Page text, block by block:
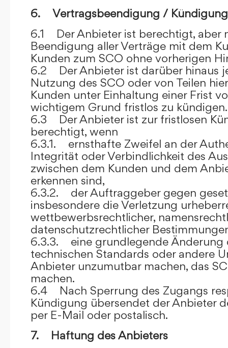
6. Vertragsbeendigung / Kündigung
6.1 Der Anbieter ist berechtigt, aber
Beendigung aller Verträge mit dem
Kunden zum SCO ohne vorherigen
6.2 Der Anbieter ist darüber hinaus
Nutzung des SCO oder von Teilen
Kunden unter Einhaltung einer Frist
wichtigem Grund fristlos zu kündigen.
6.3 Der Anbieter ist zur fristlosen
berechtigt, wenn
6.3.1. ernsthafte Zweifel an der
Integrität oder Verbindlichkeit des
zwischen dem Kunden und dem
erkennen sind,
6.3.2. der Auftraggeber gegen
insbesondere die Verletzung
wettbewerbsrechtlicher,
datenschutzrechtlicher
6.3.3. eine grundlegende Änderung
technischen Standards oder andere
Anbieter unzumutbar machen, das
machen.
6.4 Nach Sperrung des Zugangs
Kündigung übersendet der Anbieter
per E-Mail oder postalisch.
7. Haftung des Anbieters